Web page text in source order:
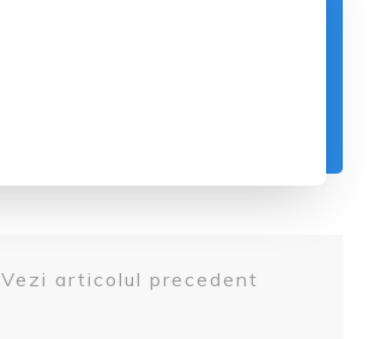
Vezi articolul precedent